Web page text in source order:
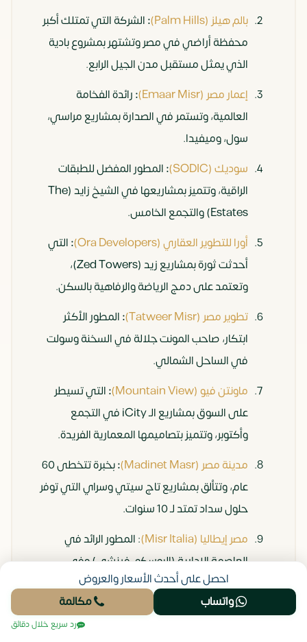
الحكمة
30% –
35%
مرتفعة
نسبيا
المشروعات
القومية
العالمية والنمو
السياحي
مدينة
الشروق
12% –
15%
منخفضة
قربها من
مدينتي
والطلب
المرتفع على
الإيجار.
مدينة
(والجديدة)
14% –
18%
منخفضة
التوسع
الصناعي
وتوافر فرص
العبور الجديدة.
القاهرة
الجديدة
(التجمع)
15% –
18%
منخفضة
جدا
السيولة
العقارية
الأعلى في
البيع والتأجير.
الجديدة
22% –
26%
متوسطة
تحويل
المنطقة لمركز
جذب سياحي
بالم هيلز (Palm Hills)
:الشركة التي تمتلك أكبر
محفظة أراضي في مصر وتشتهر بمشروع بادية
الذي يمثل مستقبل مدن الجيل الرابع.
إعمار مصر (Emaar Misr)
:رائدة الفخامة
العالمية، وتستمر في الصدارة بمشاريع مراسي،
سول، وميفيدا.
سوديك (SODIC)
:المطور المفضل للطبقات
الراقية، وتتميز بمشاريعها في الشيخ زايد (The
Estates) والتجمع الخامس.
أورا للتطوير العقاري (Ora Developers)
:التي
أحدثت ثورة بمشاريع زيد (Zed Towers)،
وتعتمد على دمج الرياضة والرفاهية بالسكن.
تطوير مصر (Tatweer Misr)
:المطور الأكثر
ابتكار، صاحب المونت جلالة في السخنة وسولت
في الساحل الشمالي.
ماونتن فيو (Mountain View)
:التي تسيطر
على السوق بمشاريع الـ iCity في التجمع
وأكتوبر، وتتميز بتصاميمها المعمارية الفريدة.
مدينة مصر (Madinet Masr)
:
بخبرة تتخطى 60
عام، وتتألق بمشاريع تاج سيتي وسراي التي توفر
حلول سداد تمتد لـ 10 سنوات.
مصر إيطاليا (Misr Italia)
: المطور الرائد في
العاصمة الإدارية (البوسكو، فينشي) وفي
الساحل الشمالي (سولاري).
لافيستا للتطوير العقاري (La Vista)
:ملكة
المشروعات الساحلية بلا منازع بسلسلة لافيستا
احصل على أحدث الأسعار والعروض
واتساب
مكالمة
رد سريع خلال دقائق